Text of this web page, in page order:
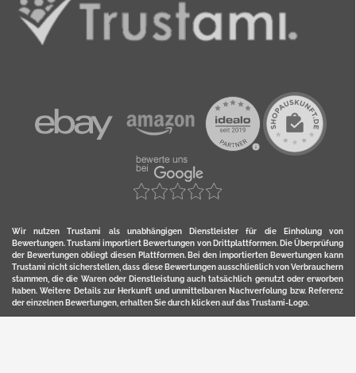
Wir nutzen Trustami als unabhängigen Dienstleister für die Einholung von
Bewertungen. Trustami importiert Bewertungen von Drittplattformen. Die Überprüfung
der Bewertungen obliegt diesen Plattformen. Bei den importierten Bewertungen kann
Trustami nicht sicherstellen, dass diese Bewertungen ausschließlich von Verbrauchern
stammen, die die Waren oder Dienstleistung auch tatsächlich genutzt oder erworben
haben. Weitere Details zur Herkunft und unmittelbaren Nachverfolung bzw. Referenz
der einzelnen Bewertungen, erhalten Sie durch klicken auf das Trustami-Logo.